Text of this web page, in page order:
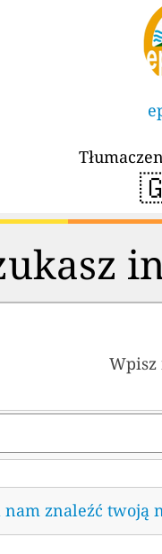
Wpisz
znaleźć twoją